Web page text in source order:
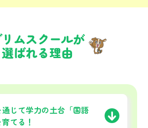
リムスクールが
選ばれる理由
じて学力の土台 「国語
てる！